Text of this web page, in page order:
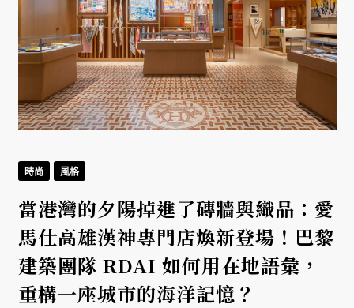
時尚 風格
當港灣的夕陽掉進了磚牆與織品：愛
馬仕高雄漢神專門店煥新登場！巴黎
建築團隊 RDAI 如何用在地語彙，
重構一座城市的海洋記憶？